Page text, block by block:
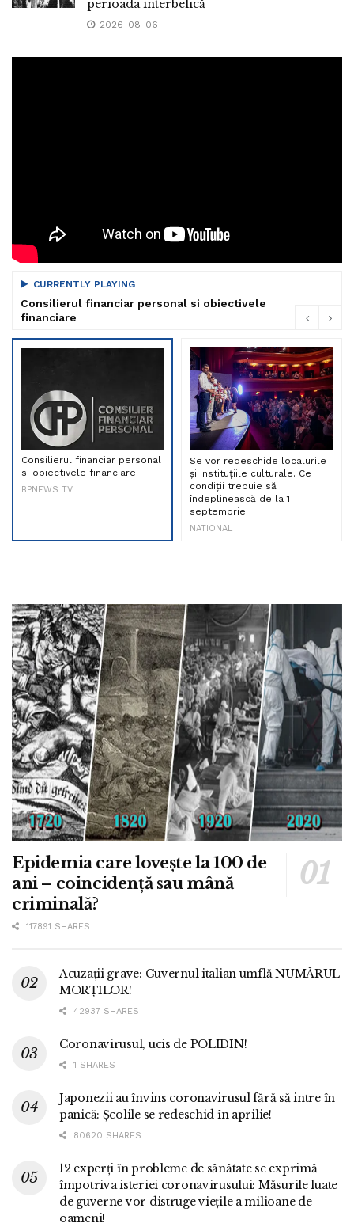
perioada interbelică
2026-08-06
CURRENTLY PLAYING
Consilierul financiar personal si obiectivele
financiare
Consilierul financiar personal
si obiectivele financiare
BPNEWS TV
Se vor redeschide localurile
și instituțiile culturale. Ce
condiții trebuie să
îndeplinească de la 1
septembrie
NATIONAL
Epidemia care lovește la 100 de
ani – coincidență sau mână
criminală?
117891 SHARES
Acuzații grave: Guvernul italian umflă NUMĂRUL
MORȚILOR!
42937 SHARES
Coronavirusul, ucis de POLIDIN!
1 SHARES
Japonezii au învins coronavirusul fără să intre în
panică: Școlile se redeschid în aprilie!
80620 SHARES
12 experți în probleme de sănătate se exprimă
împotriva isteriei coronavirusului: Măsurile luate
de guverne vor distruge viețile a milioane de
oameni!